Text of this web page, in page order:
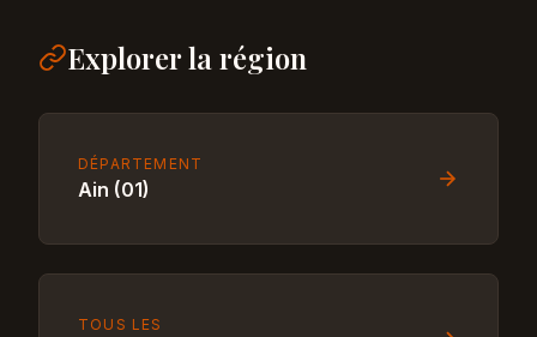
Explorer la région
DÉPARTEMENT
Ain (01)
TOUS LES